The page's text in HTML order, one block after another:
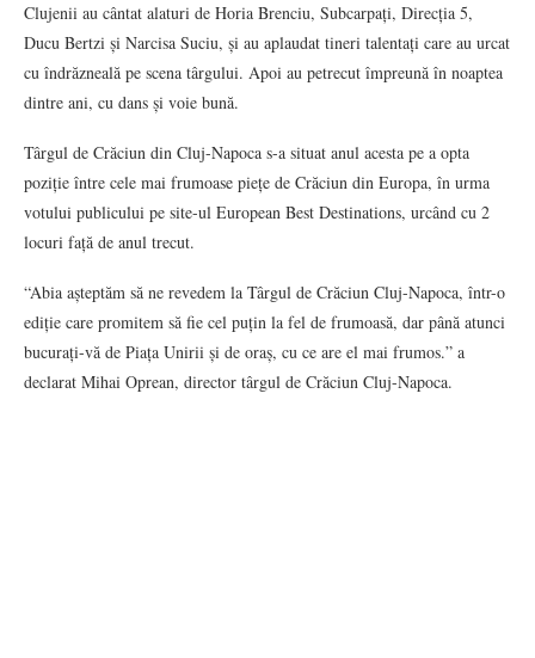
Clujenii au cântat alaturi de Horia Brenciu, Subcarpați, Direcția 5,
Ducu Bertzi și Narcisa Suciu, și au aplaudat tineri talentați care au urcat
cu îndrăzneală pe scena târgului. Apoi au petrecut împreună în noaptea
dintre ani, cu dans și voie bună.
Târgul de Crăciun din Cluj-Napoca s-a situat anul acesta pe a opta
poziție între cele mai frumoase piețe de Crăciun din Europa, în urma
votului publicului pe site-ul European Best Destinations, urcând cu 2
locuri față de anul trecut.
“Abia așteptăm să ne revedem la Târgul de Crăciun Cluj-Napoca, într-o
ediție care promitem să fie cel puțin la fel de frumoasă, dar până atunci
bucurați-vă de Piața Unirii și de oraș, cu ce are el mai frumos.” a
declarat Mihai Oprean, director târgul de Crăciun Cluj-Napoca.